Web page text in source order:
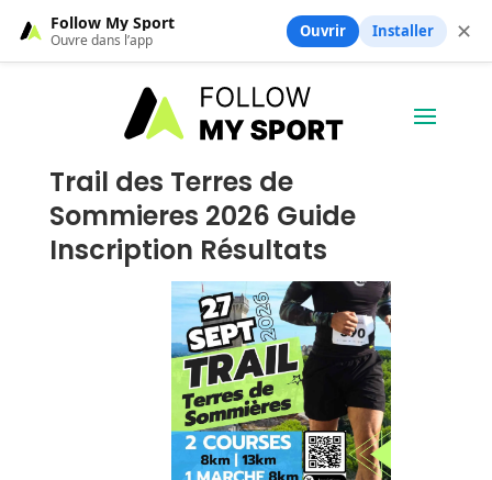
Trail des Terres de
Sommieres 2026 Guide
Inscription Résultats
Follow My Sport
Ouvre dans l’app Ouvrir Installer ✕